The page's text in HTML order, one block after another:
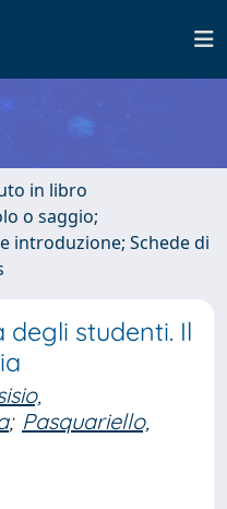
in libro
o saggio;
introduzione; Schede di
degli studenti. Il
; Pasquariello,